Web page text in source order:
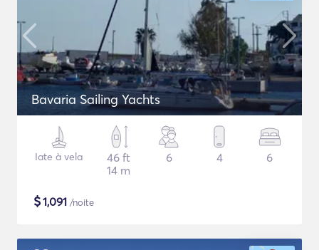
Bavaria Sailing Yachts
Iate à vela
46 ft
14 m
6 4 6
$1,091 /noite